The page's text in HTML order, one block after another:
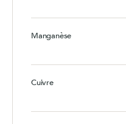
Manganèse
Cuivre